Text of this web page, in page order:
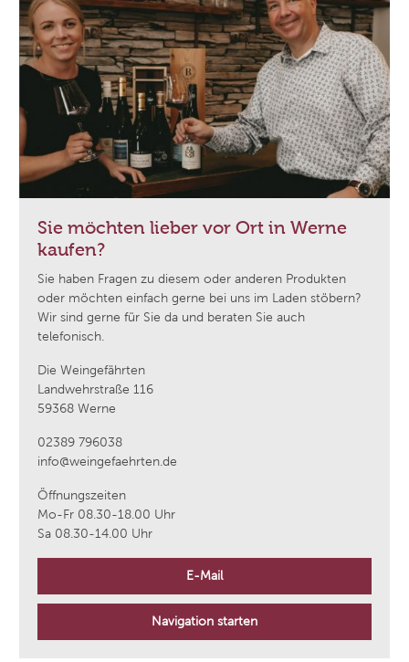
Sie möchten lieber vor Ort in Werne
kaufen?
Sie haben Fragen zu diesem oder anderen Produkten
oder möchten einfach gerne bei uns im Laden stöbern?
Wir sind gerne für Sie da und beraten Sie auch
telefonisch.
Die Weingefährten
Landwehrstraße 116
59368 Werne
02389 796038
info@weingefaehrten.de
Öffnungszeiten
Mo-Fr 08.30-18.00 Uhr
Sa 08.30-14.00 Uhr
E-Mail
Navigation starten